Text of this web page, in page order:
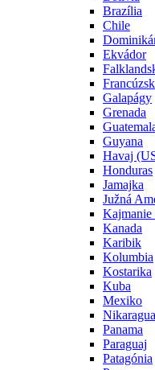
Brazília
Chile
Ekvádor
Galapágy
Grenada
Guyana
Havaj
Honduras
Jamajka
Južná
Kajmanie
Kanada
Karibik
Kolumbia
Kostarika
Kuba
Mexiko
Nikaragua
Panama
Paraguaj
Patagónia